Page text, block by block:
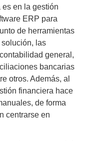
en la gestión
ERP para
de herramientas
las
general,
bancarias
otros. Además, al
financiera hace
de forma
centrarse en